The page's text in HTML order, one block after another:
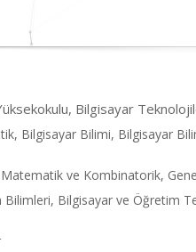
Bilgisayar
Bilgisayar Bilimi, Bilgisayar
Matematik ve Kombinatorik,
Bilimleri, Bilgisayar ve Öğretim